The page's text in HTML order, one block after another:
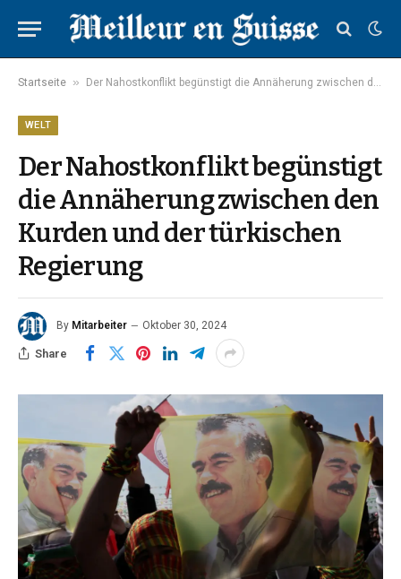
Startseite » Der Nahostkonflikt begünstigt die Annäherung zwischen den Kurden und der türkischen Regierung
WELT
Der Nahostkonflikt begünstigt
die Annäherung zwischen den
Kurden und der türkischen
Regierung
By Mitarbeiter Oktober 30, 2024
Share